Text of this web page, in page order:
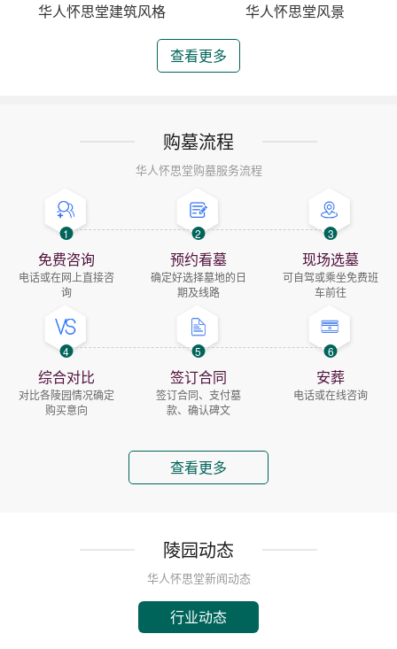
华人怀思堂建筑风格 华人怀思堂风景
查看更多
购墓流程
华人怀思堂购墓服务流程
1
免费咨询
电话或在网上直接咨
询
2
预约看墓
确定好选择墓地的日
期及线路
3
现场选墓
可自驾或乘坐免费班
车前往
4
综合对比
对比各陵园情况确定
购买意向
5
签订合同
签订合同、支付墓
款、确认碑文
6
安葬
电话或在线咨询
查看更多
陵园动态
华人怀思堂新闻动态
行业动态